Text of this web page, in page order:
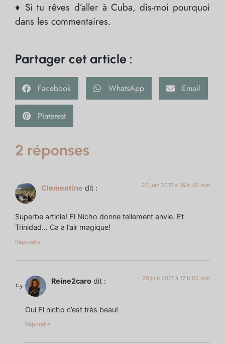
♦ Si tu rêves d’aller à Cuba, dis-moi pourquoi
dans les commentaires.
Partager cet article :
Facebook WhatsApp Email
Pinterest
2 réponses
Clementine dit : 20 juin 2017 à 16 h 46 min
Superbe article! El Nicho donne tellement envie. Et
Trinidad… Ca a l’air magique!
Répondre
Reine2caro dit : 20 juin 2017 à 17 h 05 min
Oui El nicho c’est très beau!
Répondre